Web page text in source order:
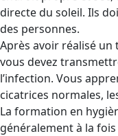
directe du soleil. Ils
des personnes.
Après avoir réalisé un
vous devez
l’infection. Vous
cicatrices normales,
La formation en
généralement à la